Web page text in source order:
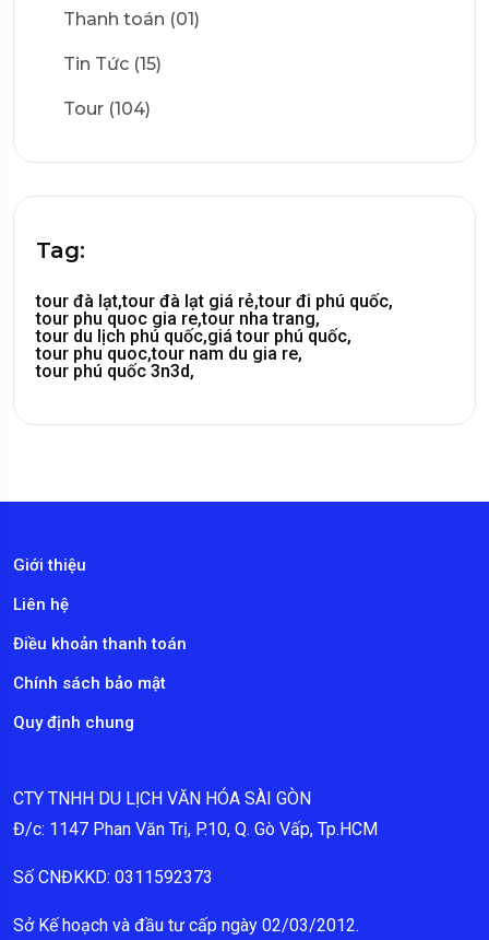
Thanh toán (01)
Tin Tức (15)
Tour (104)
Tag:
tour đà lạt,tour đà lạt giá rẻ,tour đi phú quốc,
tour phu quoc gia re,tour nha trang,
tour du lịch phú quốc,giá tour phú quốc,
tour phu quoc,tour nam du gia re,
tour phú quốc 3n3d,
Giới thiệu
Liên hệ
Điều khoản thanh toán
Chính sách bảo mật
Quy định chung
CTY TNHH DU LỊCH VĂN HÓA SÀI GÒN
Đ/c: 1147 Phan Văn Trị, P.10, Q. Gò Vấp, Tp.HCM
Số CNĐKKD: 0311592373
Sở Kế hoạch và đầu tư cấp ngày 02/03/2012.